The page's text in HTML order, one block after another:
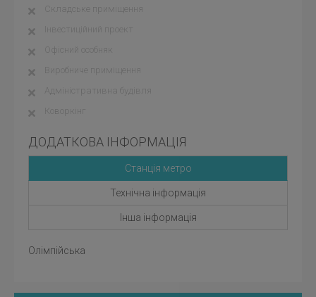
Складське приміщення
Інвестиційний проект
Офісний особняк
Виробниче приміщення
Адміністративна будівля
Коворкінг
ДОДАТКОВА ІНФОРМАЦІЯ
Станція метро
Технічна інформація
Інша інформація
Олімпійська